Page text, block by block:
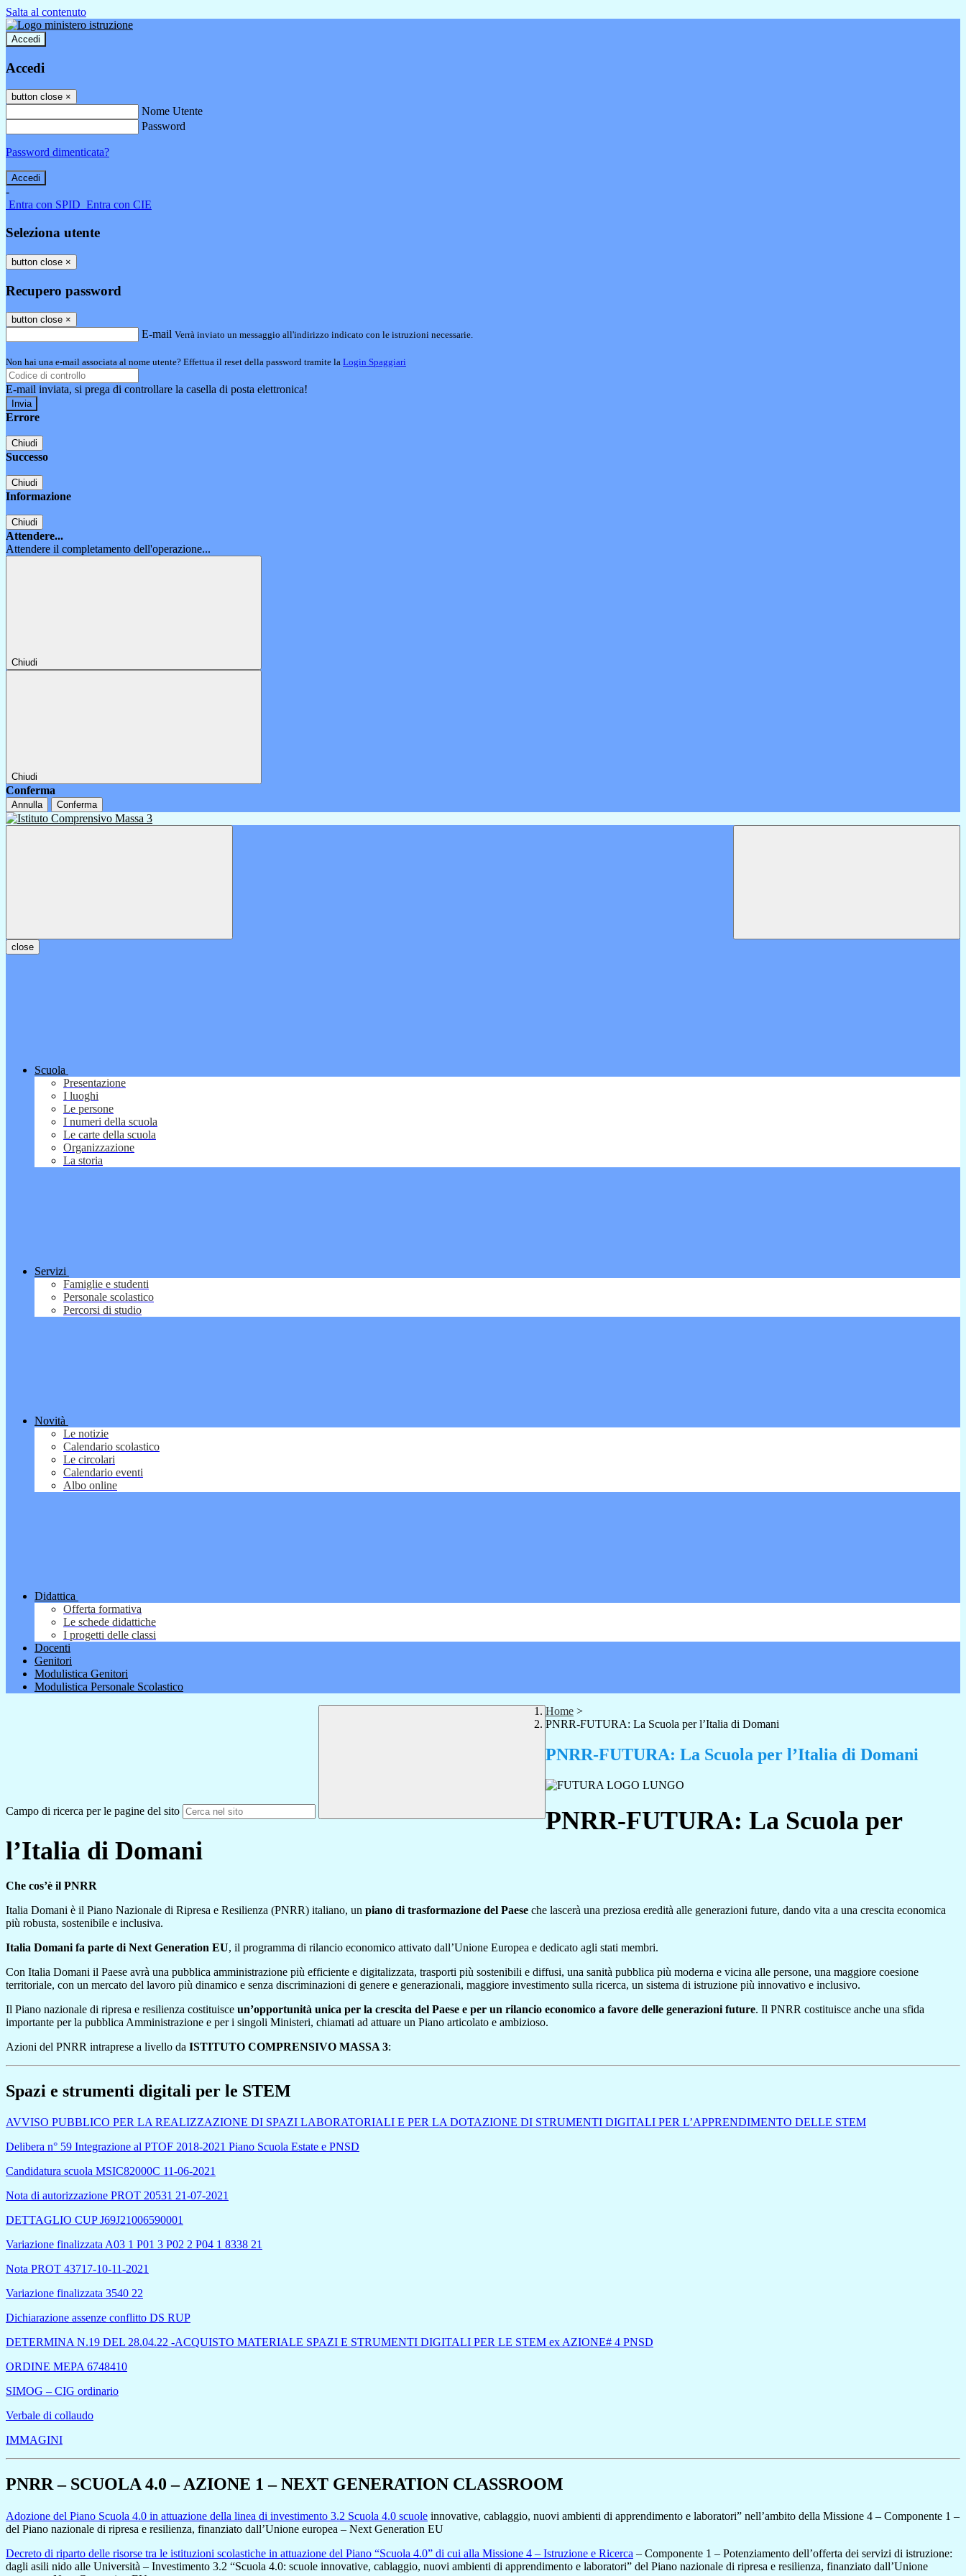
Salta al contenuto
Accedi
Accedi
button close ×
Nome Utente
Password
Password dimenticata?
-
Entra con SPID Entra con CIE
Seleziona utente
button close ×
Recupero password
button close ×
E-mail Verrà inviato un messaggio all'indirizzo indicato con le istruzioni necessarie.
Non hai una e-mail associata al nome utente? Effettua il reset della password tramite la Login Spaggiari
E-mail inviata, si prega di controllare la casella di posta elettronica!
Errore
Chiudi
Successo
Chiudi
Informazione
Chiudi
Attendere...
Attendere il completamento dell'operazione...
Chiudi
Chiudi
Conferma
Annulla Conferma
close
Scuola
Presentazione
I luoghi
Le persone
I numeri della scuola
Le carte della scuola
Organizzazione
La storia
Servizi
Famiglie e studenti
Personale scolastico
Percorsi di studio
Novità
Le notizie
Calendario scolastico
Le circolari
Calendario eventi
Albo online
Didattica
Offerta formativa
Le schede didattiche
I progetti delle classi
Docenti
Genitori
Modulistica Genitori
Modulistica Personale Scolastico
Campo di ricerca per le pagine del sito
Home >
PNRR-FUTURA: La Scuola per l’Italia di Domani
PNRR-FUTURA: La Scuola per l’Italia di Domani
PNRR-FUTURA: La Scuola per
l’Italia di Domani
Che cos’è il PNRR
Italia Domani è il Piano Nazionale di Ripresa e Resilienza (PNRR) italiano, un piano di trasformazione del Paese che lascerà una preziosa eredità alle generazioni future, dando vita a una crescita economica
più robusta, sostenibile e inclusiva.
Italia Domani fa parte di Next Generation EU, il programma di rilancio economico attivato dall’Unione Europea e dedicato agli stati membri.
Con Italia Domani il Paese avrà una pubblica amministrazione più efficiente e digitalizzata, trasporti più sostenibili e diffusi, una sanità pubblica più moderna e vicina alle persone, una maggiore coesione
territoriale, con un mercato del lavoro più dinamico e senza discriminazioni di genere e generazionali, maggiore investimento sulla ricerca, un sistema di istruzione più innovativo e inclusivo.
Il Piano nazionale di ripresa e resilienza costituisce un’opportunità unica per la crescita del Paese e per un rilancio economico a favore delle generazioni future. Il PNRR costituisce anche una sfida
importante per la pubblica Amministrazione e per i singoli Ministeri, chiamati ad attuare un Piano articolato e ambizioso.
Azioni del PNRR intraprese a livello da ISTITUTO COMPRENSIVO MASSA 3:
Spazi e strumenti digitali per le STEM
AVVISO PUBBLICO PER LA REALIZZAZIONE DI SPAZI LABORATORIALI E PER LA DOTAZIONE DI STRUMENTI DIGITALI PER L’APPRENDIMENTO DELLE STEM
Delibera n° 59 Integrazione al PTOF 2018-2021 Piano Scuola Estate e PNSD
Candidatura scuola MSIC82000C 11-06-2021
Nota di autorizzazione PROT 20531 21-07-2021
DETTAGLIO CUP J69J21006590001
Variazione finalizzata A03 1 P01 3 P02 2 P04 1 8338 21
Nota PROT 43717-10-11-2021
Variazione finalizzata 3540 22
Dichiarazione assenze conflitto DS RUP
DETERMINA N.19 DEL 28.04.22 -ACQUISTO MATERIALE SPAZI E STRUMENTI DIGITALI PER LE STEM ex AZIONE# 4 PNSD
ORDINE MEPA 6748410
SIMOG – CIG ordinario
Verbale di collaudo
IMMAGINI
PNRR – SCUOLA 4.0 – AZIONE 1 – NEXT GENERATION CLASSROOM
Adozione del Piano Scuola 4.0 in attuazione della linea di investimento 3.2 Scuola 4.0 scuole innovative, cablaggio, nuovi ambienti di apprendimento e laboratori” nell’ambito della Missione 4 – Componente 1 –
del Piano nazionale di ripresa e resilienza, finanziato dall’Unione europea – Next Generation EU
Decreto di riparto delle risorse tra le istituzioni scolastiche in attuazione del Piano “Scuola 4.0” di cui alla Missione 4 – Istruzione e Ricerca – Componente 1 – Potenziamento dell’offerta dei servizi di istruzione:
dagli asili nido alle Università – Investimento 3.2 “Scuola 4.0: scuole innovative, cablaggio, nuovi ambienti di apprendimento e laboratori” del Piano nazionale di ripresa e resilienza, finanziato dall’Unione